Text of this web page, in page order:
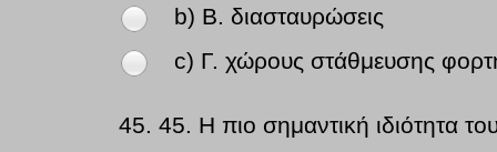
b) Β. διασταυρώσεις
c) Γ. χώρους στάθμευσης
45. 45. Η πιο σημαντική ιδιότητα